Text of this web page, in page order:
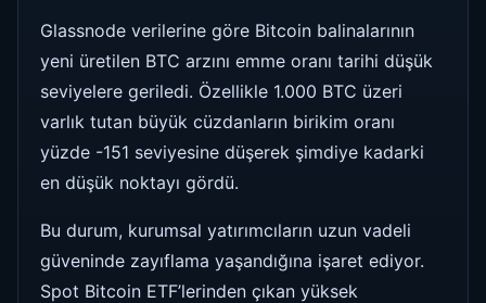
Glassnode verilerine göre Bitcoin balinalarının
yeni üretilen BTC arzını emme oranı tarihi düşük
seviyelere geriledi. Özellikle 1.000 BTC üzeri
varlık tutan büyük cüzdanların birikim oranı
yüzde -151 seviyesine düşerek şimdiye kadarki
en düşük noktayı gördü.
Bu durum, kurumsal yatırımcıların uzun vadeli
güveninde zayıflama yaşandığına işaret ediyor.
Spot Bitcoin ETF’lerinden çıkan yüksek